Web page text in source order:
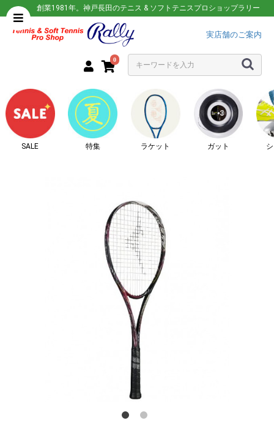
創業1981年。神戸長田のテニス & ソフトテニスプロショップラリー
実店舗のご案内
0
SALE 特集 ラケット ガット